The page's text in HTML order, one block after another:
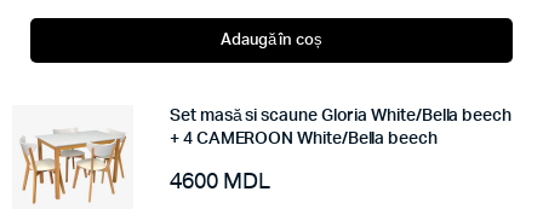
Adaugă în coș
Set masă si scaune Gloria White/Bella beech
+ 4 CAMEROON White/Bella beech
4600 MDL